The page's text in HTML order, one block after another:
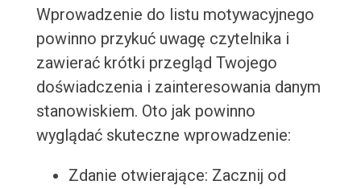
Wprowadzenie do listu motywacyjnego
powinno przykuć uwagę czytelnika i
zawierać krótki przegląd Twojego
doświadczenia i zainteresowania danym
stanowiskiem. Oto jak powinno
wyglądać skuteczne wprowadzenie:
Zdanie otwierające: Zacznij od